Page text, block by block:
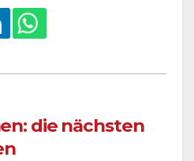
die nächsten